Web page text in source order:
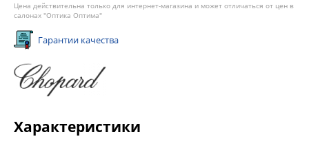
Цена действительна только для интернет-магазина и может отличаться от цен в
салонах "Оптика Оптима"
Гарантии качества
Характеристики